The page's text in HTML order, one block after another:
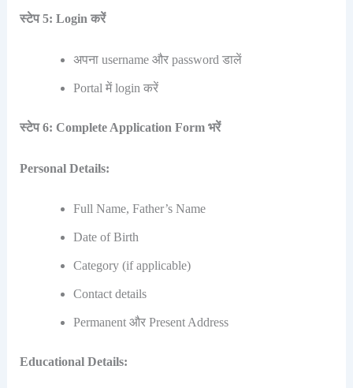
स्टेप 5: Login करें
अपना username और password डालें
Portal में login करें
स्टेप 6: Complete Application Form भरें
Personal Details:
Full Name, Father’s Name
Date of Birth
Category (if applicable)
Contact details
Permanent और Present Address
Educational Details: